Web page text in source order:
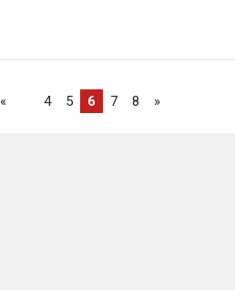
« 4 5 6 7 8 »